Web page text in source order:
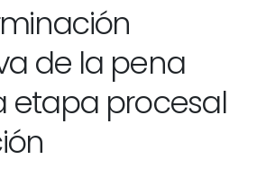
de la pena
etapa procesal